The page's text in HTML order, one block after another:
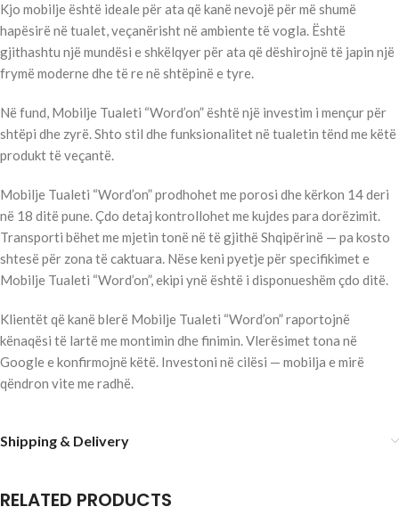
Kjo mobilje është ideale për ata që kanë nevojë për më shumë
hapësirë në tualet, veçanërisht në ambiente të vogla. Është
gjithashtu një mundësi e shkëlqyer për ata që dëshirojnë të japin një
frymë moderne dhe të re në shtëpinë e tyre.
Në fund, Mobilje Tualeti “Word’on” është një investim i mençur për
shtëpi dhe zyrë. Shto stil dhe funksionalitet në tualetin tënd me këtë
produkt të veçantë.
Mobilje Tualeti “Word’on” prodhohet me porosi dhe kërkon 14 deri
në 18 ditë pune. Çdo detaj kontrollohet me kujdes para dorëzimit.
Transporti bëhet me mjetin tonë në të gjithë Shqipërinë — pa kosto
shtesë për zona të caktuara. Nëse keni pyetje për specifikimet e
Mobilje Tualeti “Word’on”, ekipi ynë është i disponueshëm çdo ditë.
Klientët që kanë blerë Mobilje Tualeti “Word’on” raportojnë
kënaqësi të lartë me montimin dhe finimin. Vlerësimet tona në
Google e konfirmojnë këtë. Investoni në cilësi — mobilja e mirë
qëndron vite me radhë.
Shipping & Delivery
RELATED PRODUCTS